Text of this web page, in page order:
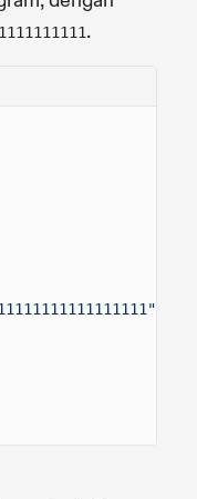
.